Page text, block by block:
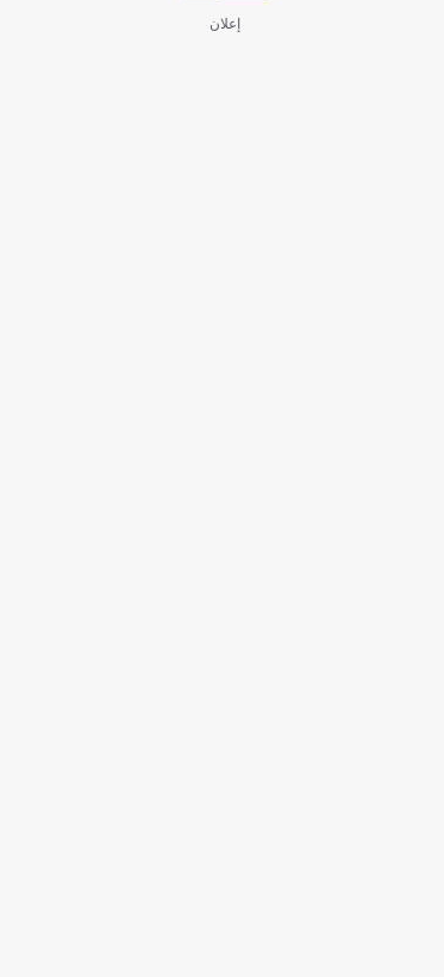
إعلان